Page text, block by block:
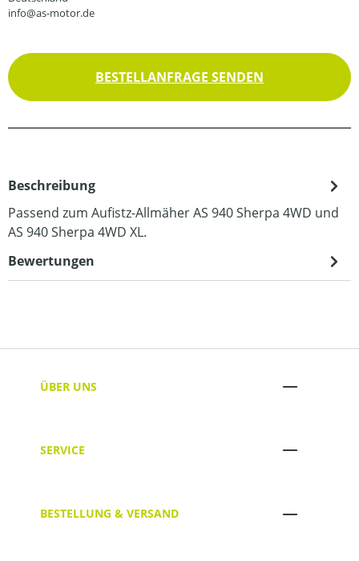
info@as-motor.de
BESTELLANFRAGE SENDEN
Beschreibung
Passend zum Aufistz-Allmäher AS 940 Sherpa 4WD und
AS 940 Sherpa 4WD XL.
Bewertungen
ÜBER UNS
SERVICE
BESTELLUNG & VERSAND